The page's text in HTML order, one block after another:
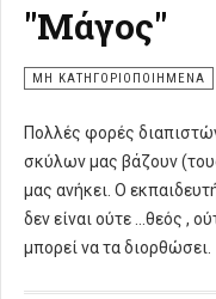
"Μάγος"
ΜΗ ΚΑΤΗΓΟΡΙΟΠΟΙΗΜΈΝΑ
Πολλές φορές
σκύλων μας βάζουν
μας ανήκει. Ο
δεν είναι ούτε ...θεός ,
μπορεί να τα διορθώσει.